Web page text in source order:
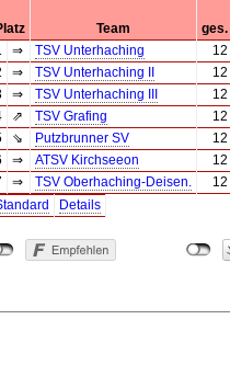
Team
ges.
⇒ TSV Unterhaching
12
⇒ TSV Unterhaching II
12
⇒ TSV Unterhaching III
12
⇗ TSV Grafing
12
⇘ Putzbrunner SV
12
⇒ ATSV Kirchseeon
12
⇒ TSV Oberhaching-Deisen.
12
Details